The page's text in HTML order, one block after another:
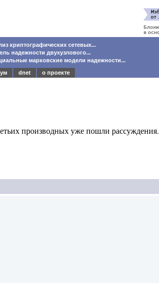
криптографических сетевых...
надежности двухузлового...
марковские модели надежности...
dnet
о проекте
производных уже пошли рассуждения.